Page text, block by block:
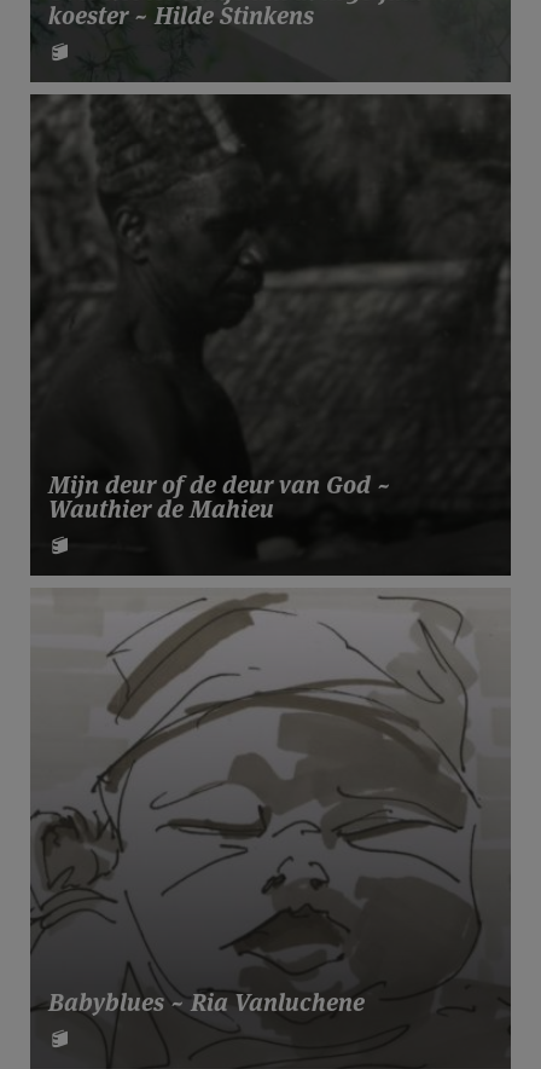
koester ~ Hilde Stinkens
Mijn deur of de deur van God ~
Wauthier de Mahieu
Babyblues ~ Ria Vanluchene